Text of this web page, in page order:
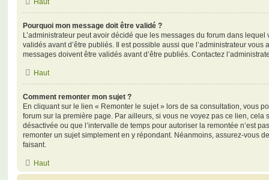
Haut
Pourquoi mon message doit être validé ?
L’administrateur peut avoir décidé que les messages du forum dans lequel
validés avant d’être publiés. Il est possible aussi que l’administrateur vous
messages doivent être validés avant d’être publiés. Contactez
Haut
Comment remonter mon sujet ?
En cliquant sur le lien « Remonter le sujet » lors de sa consultation, vous
forum sur la première page. Par ailleurs, si vous ne voyez pas ce lien, cela
désactivée ou que l’intervalle de temps pour autoriser la remontée n’est
remonter un sujet simplement en y répondant. Néanmoins, assurez-vous
faisant.
Haut